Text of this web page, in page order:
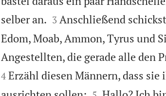
selber an.
3 Anschließend
Edom, Moab, Ammon, Tyrus und
Angestellten, die gerade alle den
4 Erzähl diesen Männern, dass